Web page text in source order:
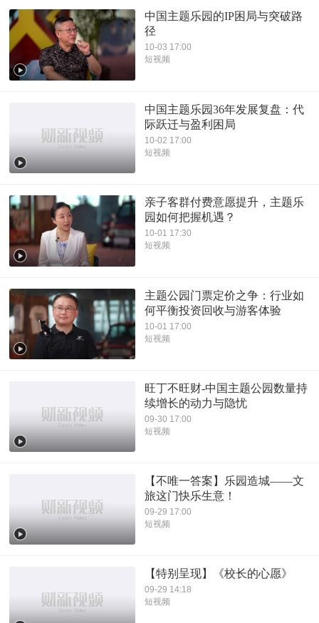
中国主题乐园的IP困局与突破路
径
10-03 17:00
短视频
中国主题乐园36年发展复盘：代
际跃迁与盈利困局
10-02 17:00
短视频
亲子客群付费意愿提升，主题乐
园如何把握机遇？
10-01 17:30
短视频
主题公园门票定价之争：行业如
何平衡投资回收与游客体验
10-01 17:00
短视频
旺丁不旺财-中国主题公园数量持
续增长的动力与隐忧
09-30 17:00
短视频
【不唯一答案】乐园造城——文
旅这门快乐生意！
09-29 17:00
短视频
【特别呈现】《校长的心愿》
09-29 14:18
短视频